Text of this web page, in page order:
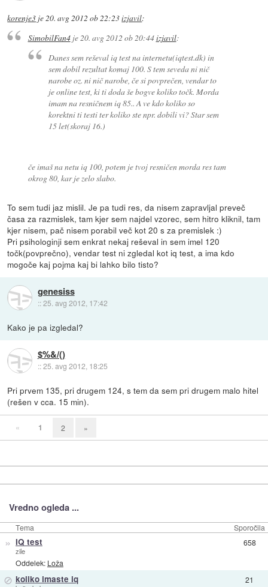
korenje3 je20. avg 2012 ob 22:23izjavil:
SimobilFan4je20. avg 2012 ob 20:44izjavil:
Danes sem reševal iq test na internetu(iqtest.dk) in
sem dobil rezultat komaj 100. S tem seveda ni nič
narobe oz. ni nič narobe, če si povprečen, vendar to
je online test, ki ti doda še bogve koliko točk. Morda
imam na resničnem iq 85.. A ve kdo koliko so
korektni ti testi ter koliko ste npr. dobili vi? Star sem
15 let(skoraj 16.)
če imaš na netu iq 100, potem je tvoj resničen morda res tam
okrog 80, kar je zelo slabo.
To sem tudi jaz mislil. Je pa tudi res, da nisem zapravljal preveč
časa za razmislek, tam kjer sem najdel vzorec, sem hitro kliknil, tam
kjer nisem, pač nisem porabil več kot 20 s za premislek :)
Pri psihologinji sem enkrat nekaj reševal in sem imel 120
točk(povprečno), vendar test ni zgledal kot iq test, a ima kdo
mogoče kaj pojma kaj bi lahko bilo tisto?
genesiss
::25. avg 2012, 17:42
Kako je pa izgledal?
$%&/()
::25. avg 2012, 18:25
Pri prvem 135, pri drugem 124, s tem da sem pri drugem malo hitel
(rešen v cca. 15 min).
« 1 2 »
Vredno ogleda ...
Tema Sporočila
» IQ test
zile
Oddelek: Loža
658
⊘ koliko imaste iq 21